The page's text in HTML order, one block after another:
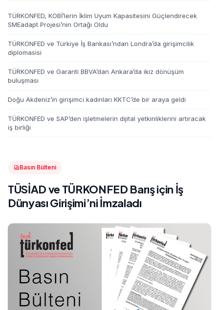
Basın Bülteni
TÜSİAD ve TÜRKONFED Barış için İş
Dünyası Girişimi’ni İmzaladı
TÜRKONFED, KOBİ’lerin İklim Uyum Kapasitesini Güçlendirecek
SMEadapt Projesi’nin Ortağı Oldu
TÜRKONFED ve Türkiye İş Bankası’ndan Londra’da girişimcilik
diplomasisi
TÜRKONFED ve Garanti BBVA’dan Ankara’da ikiz dönüşüm
buluşması
Doğu Akdeniz’in girişimci kadınları KKTC’de bir araya geldi
TÜRKONFED ve SAP’den işletmelerin dijital yetkinliklerini artıracak
iş birliği